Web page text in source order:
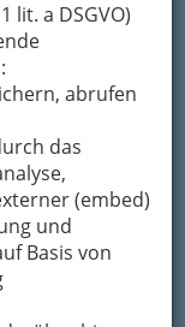
lit. a DSGVO)
abrufen
das
(embed)
und
Basis von
unser Team
Grenzen -
als auch
Arbeit!
40
mit viel